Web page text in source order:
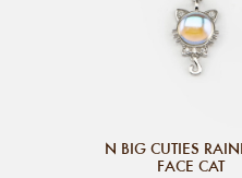
N BIG CUTIES
FACE CAT